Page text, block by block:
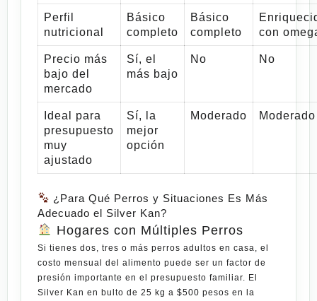
Perfil
nutricional
Básico
completo
Básico
completo
con
Precio más
bajo del
mercado
Sí, el
más bajo
No No
Ideal para
presupuesto
muy
ajustado
Sí, la
mejor
opción
Moderado Moderado
¿Para Qué Perros y Situaciones Es Más
Adecuado el Silver Kan?
Hogares con Múltiples Perros
Si tienes dos, tres o más perros adultos en casa, el
costo mensual del alimento puede ser un factor de
presión importante en el presupuesto familiar. El
Silver Kan en bulto de 25 kg a $500 pesos en la